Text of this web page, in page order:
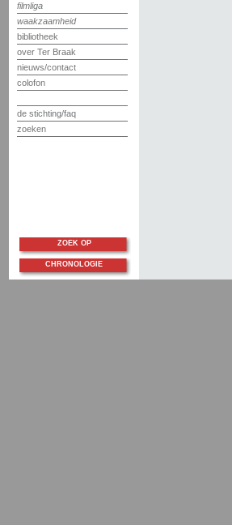
filmliga
waakzaamheid
bibliotheek
over Ter Braak
nieuws/contact
colofon
de stichting/faq
zoeken
ZOEK OP
CHRONOLOGIE